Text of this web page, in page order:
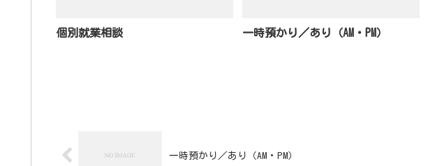
個別就業相談 一時預かり／あり（AM・PM）
一時預かり／あり（AM・PM）